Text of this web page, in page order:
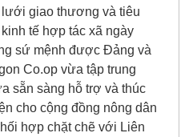
lưới giao thương và tiêu
tế hợp tác xã ngày
sứ mệnh được Đảng và
Co.op vừa tập trung
sẵn sàng hỗ trợ và thúc
cho cộng đồng nông dân
hợp chặt chẽ với Liên